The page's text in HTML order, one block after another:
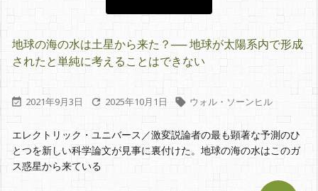
地球の海の水は土星から来た？── 地球が太陽系内で形成
されたと単純に考えることはできない
 2021年9月3日  2025年10月1日  ウォル・ソーンヒル
エレクトリック・ユニバース／激変説論者の最も顕著な予測のひ
とつを新しい科学論文が見事に裏付けた。地球の海の水はこのガ
ス惑星から来ている